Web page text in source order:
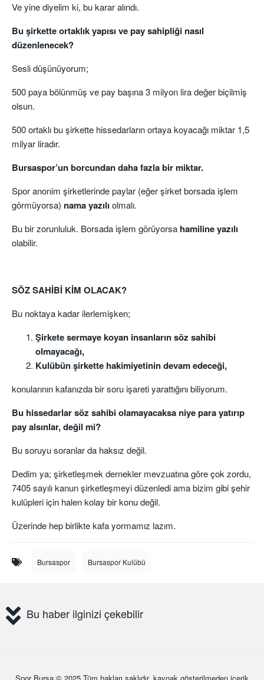
Ve yine diyelim ki, bu karar alındı.
Bu şirkette ortaklık yapısı ve pay sahipliği nasıl
düzenlenecek?
Sesli düşünüyorum;
500 paya bölünmüş ve pay başına 3 milyon lira değer biçilmiş
olsun.
500 ortaklı bu şirkette hissedarların ortaya koyacağı miktar 1,5
milyar liradır.
Bursaspor’un borcundan daha fazla bir miktar.
Spor anonim şirketlerinde paylar (eğer şirket borsada işlem
görmüyorsa) nama yazılı olmalı.
Bu bir zorunluluk. Borsada işlem görüyorsa hamiline yazılı
olabilir.
SÖZ SAHİBİ KİM OLACAK?
Bu noktaya kadar ilerlemişken;
Şirkete sermaye koyan insanların söz sahibi
olmayacağı,
Kulübün şirkette hakimiyetinin devam edeceği,
konularının kafanızda bir soru işareti yarattığını biliyorum.
Bu hissedarlar söz sahibi olamayacaksa niye para yatırıp
pay alsınlar, değil mi?
Bu soruyu soranlar da haksız değil.
Dedim ya; şirketleşmek dernekler mevzuatına göre çok zordu,
7405 sayılı kanun şirketleşmeyi düzenledi ama bizim gibi şehir
kulüpleri için halen kolay bir konu değil.
Üzerinde hep birlikte kafa yormamız lazım.
Bursaspor Bursaspor Kulübü
Bu haber ilginizi çekebilir